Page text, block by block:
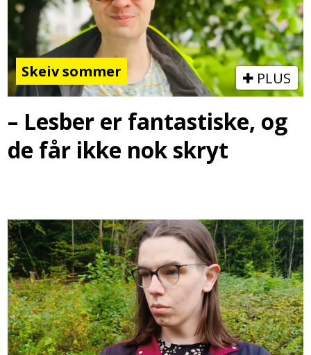
Skeiv sommer PLUS
– Lesber er fantastiske, og
de får ikke nok skryt